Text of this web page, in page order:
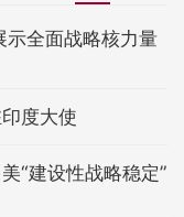
示全面战略核力量
度大使
“建设性战略稳定”